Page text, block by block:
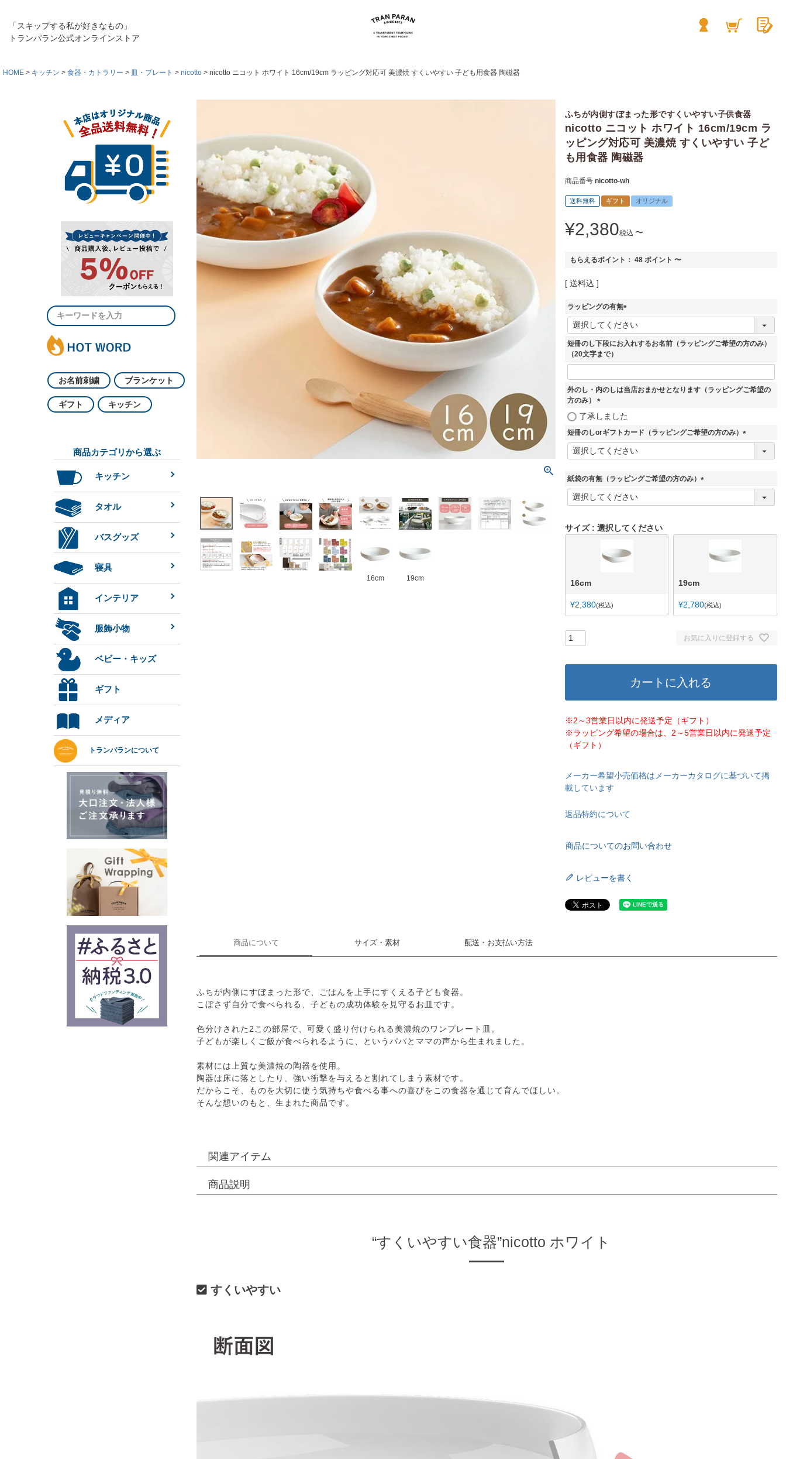
「スキップする私が好きなもの」
トランパラン公式オンラインストア
HOME キッチン 食器・カトラリー 皿・プレート nicotto nicotto ニコット ホワイト 16cm/19cm ラッピング対応可 美濃焼 すくいやすい 子ども用食器 陶磁器
お名前刺繍 ブランケット
ギフト キッチン
商品カテゴリから選ぶ
キッチン
タオル
バスグッズ
寝具
インテリア
服飾小物
ベビー・キッズ
ギフト
メディア
トランパランについて
16cm 19cm
ふちが内側すぼまった形ですくいやすい子供食器
nicotto ニコット ホワイト 16cm/19cm ラ
ッピング対応可 美濃焼 すくいやすい 子ど
も用食器 陶磁器
商品番号 nicotto-wh
送料無料 ギフト オリジナル
¥2,380税込 〜
もらえるポイント： 48 ポイント 〜
送料込
ラッピングの有無
(
必
須
短冊のし下段にお入れするお名前（ラッピングご希望の方のみ）
（20文字まで）
外のし・内のしは当店おまかせとなります（ラッピングご希望の
方のみ）
(
須
)
了承しました
短冊のしorギフトカード（ラッピングご希望の方のみ）
(
紙袋の有無（ラッピングご希望の方のみ）
(
サイズ 選択してください
16cm
¥2,380 税込
19cm
¥2,780 税込
お気に入りに登録する
カートに入れる
※2～3営業日以内に発送予定（ギフト）
※ラッピング希望の場合は、2～5営業日以内に発送予定
（ギフト）
メーカー希望小売価格はメーカーカタログに基づいて掲
載しています
返品特約について
商品についてのお問い合わせ
レビューを書く
商品について サイズ・素材 配送・お支払い方法
ふちが内側にすぼまった形で、ごはんを上手にすくえる子ども食器。
こぼさず自分で食べられる、子どもの成功体験を見守るお皿です。
色分けされた2この部屋で、可愛く盛り付けられる美濃焼のワンプレート皿。
子どもが楽しくご飯が食べられるように、というパパとママの声から生まれました。
素材には上質な美濃焼の陶器を使用。
陶器は床に落としたり、強い衝撃を与えると割れてしまう素材です。
だからこそ、ものを大切に使う気持ちや食べる事への喜びをこの食器を通じて育んでほしい。
そんな想いのもと、生まれた商品です。
関連アイテム
商品説明
“すくいやすい食器”nicotto ホワイト
すくいやすい